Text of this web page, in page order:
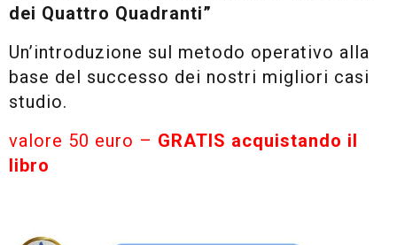
dei Quattro Quadranti”
Un’introduzione sul metodo operativo alla
base del successo dei nostri migliori casi
studio.
valore 50 euro – GRATIS acquistando il
libro